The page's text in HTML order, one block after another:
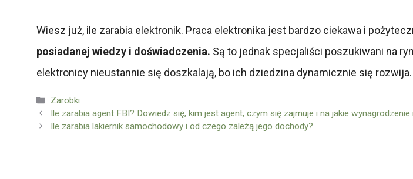
Wiesz już, ile zarabia elektronik. Praca elektronika jest bardzo ciekawa i
posiadanej wiedzy i doświadczenia. Są to jednak specjaliści poszukiwani na
elektronicy nieustannie się doszkalają, bo ich dziedzina dynamicznie się rozwija.
Kategorie
Zarobki
Ile zarabia agent FBI? Dowiedz się, kim jest agent, czym się zajmuje i na jakie
Ile zarabia lakiernik samochodowy i od czego zależą jego dochody?